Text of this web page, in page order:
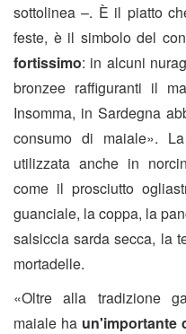
sottolinea –. È il piatto
feste, è il simbolo del
fortissimo: in alcuni
bronzee raffiguranti il
Insomma, in Sardegna
consumo di maiale».
utilizzata anche in
come il prosciutto
guanciale, la coppa, la
salsiccia sarda secca, la
mortadelle.
«Oltre alla tradizione
maiale ha un'importante